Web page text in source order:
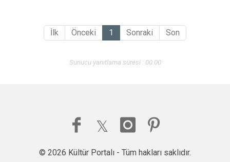
İlk Önceki 1 Sonraki Son
Sunucu yanıtlama süresi : 00:00
© 2026 Kültür Portalı - Tüm hakları saklıdır.